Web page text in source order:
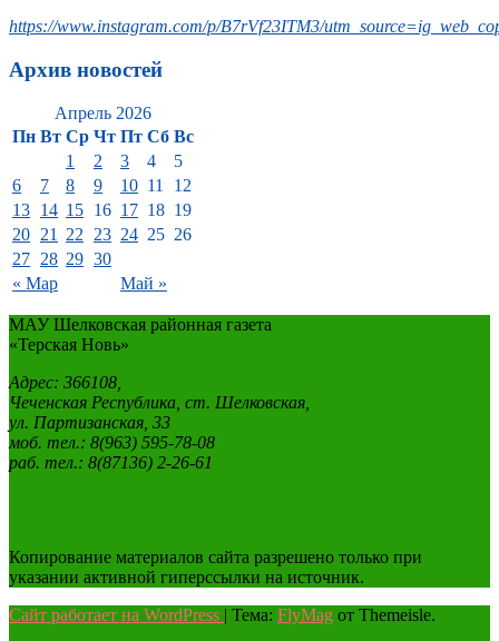
https://www.instagram.com/p/B7rVf23ITM3/
Архив новостей
Апрель 2026
Пн Вт Ср Чт Пт Сб Вс
« Мар Май »
1 2 3 4
5
6
7 8 9 10 11
12
13 14 15 16 17 18 19
20 21 22 23 24 25 26
27 28 29 30
МАУ Шелковская районная газета
«Терская Новь»
Адрес: 366108,
Чеченская Республика, ст. Шелковская,
ул. Партизанская, 33
моб. тел.: 8(963) 595-78-08
раб. тел.: 8(87136) 2-26-61
Копирование материалов сайта разрешено только при
указании активной гиперссылки на источник.
Сайт работает на WordPress | Тема: FlyMag от Themeisle.